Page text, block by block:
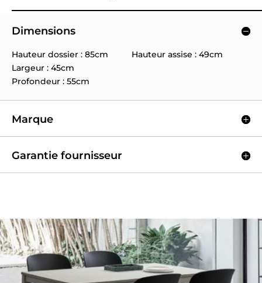
Dimensions
Hauteur dossier : 85cm Hauteur assise : 49cm
Largeur : 45cm
Profondeur : 55cm
Marque
Garantie fournisseur